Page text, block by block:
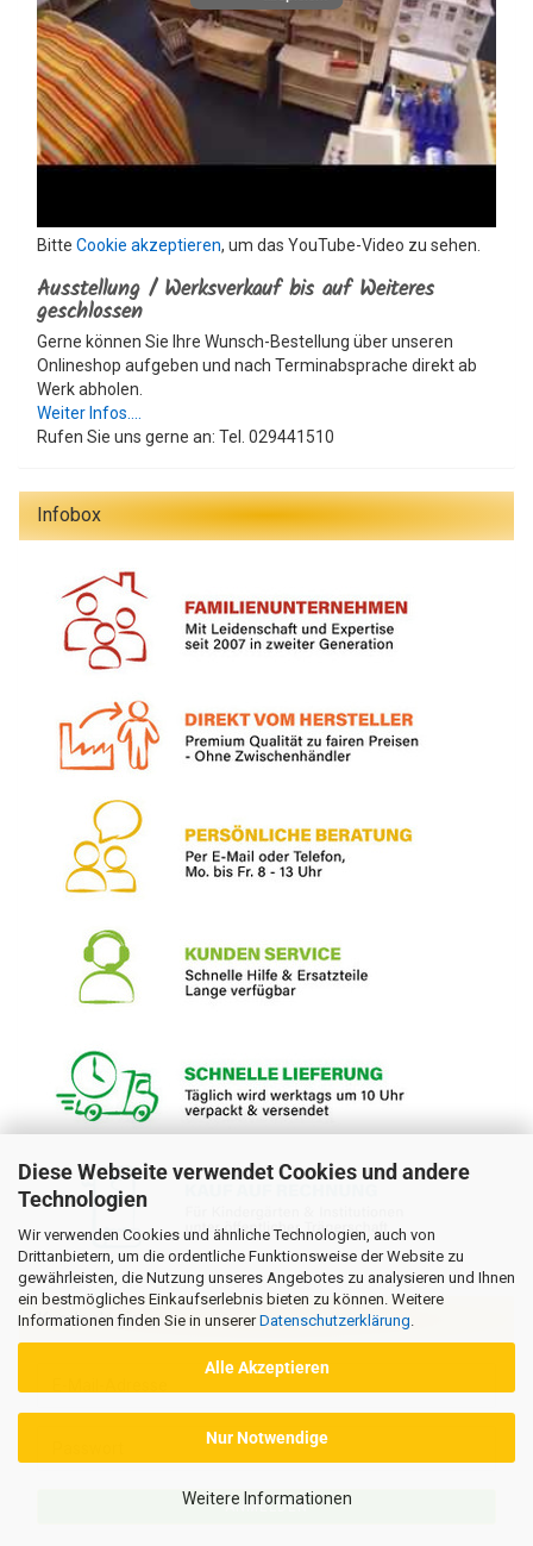
Diese Webseite verwendet Cookies und andere
Technologien
Wir verwenden Cookies und ähnliche Technologien, auch von
Drittanbietern, um die ordentliche Funktionsweise der Website zu
gewährleisten, die Nutzung unseres Angebotes zu analysieren und Ihnen
ein bestmögliches Einkaufserlebnis bieten zu können. Weitere
Informationen finden Sie in unsererDatenschutzerklärung
Alle Akzeptieren
Nur Notwendige
Weitere Informationen
Bitte Cookie akzeptieren, um das YouTube-Video zu sehen.
Ausstellung / Werksverkauf bis auf Weiteres
geschlossen
Gerne können Sie Ihre Wunsch-Bestellung über unseren
Onlineshop aufgeben und nach Terminabsprache direkt ab
Werk abholen.
Weiter Infos....
Rufen Sie uns gerne an: Tel. 029441510
Infobox
Kundenlogin
Mail-
ANMELDEN